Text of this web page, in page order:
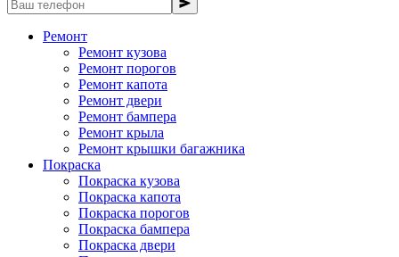
Ремонт
Ремонт кузова
Ремонт порогов
Ремонт капота
Ремонт двери
Ремонт бампера
Ремонт крыла
Ремонт крышки багажника
Покраска
Покраска кузова
Покраска капота
Покраска порогов
Покраска бампера
Покраска двери